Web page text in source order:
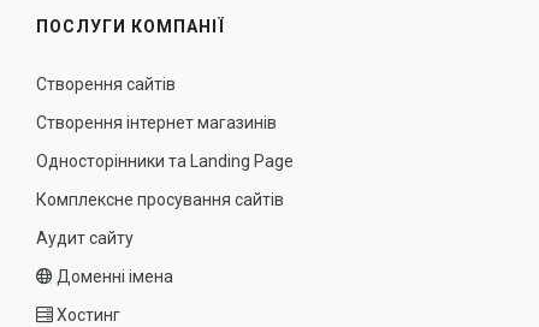
ПОСЛУГИ КОМПАНІЇ
Створення сайтів
Створення інтернет магазинів
Односторінники та Landing Page
Комплексне просування сайтів
Аудит сайту
Доменні імена
Хостинг